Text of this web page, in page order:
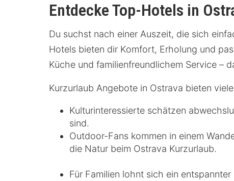
Entdecke Top-Hotels in
Du suchst nach einer Auszeit, die sich
Hotels bieten dir Komfort, Erholung und
Küche und familienfreundlichem Service –
Kurzurlaub Angebote in Ostrava bieten
Kulturinteressierte schätzen
sind.
Outdoor-Fans kommen in einem
die Natur beim Ostrava Kurzurlaub.
Für Familien lohnt sich ein